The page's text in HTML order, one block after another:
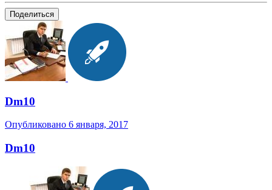
Поделиться
Dm10
Опубликовано 6 января, 2017
Dm10